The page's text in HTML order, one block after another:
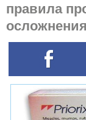
правила
осложнения